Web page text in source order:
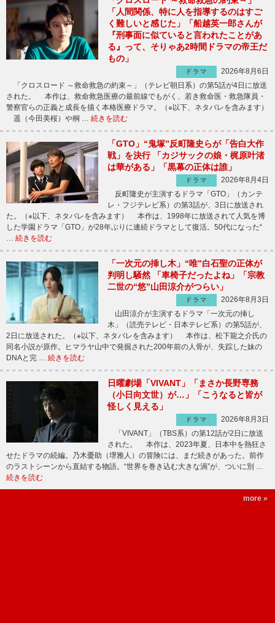
「人間関係、特に人を指導するのはすご
く難しいと感じた」「船越英一郎さんが
『刑事面に似ていると言われたことがあ
る』って、そりゃあ2時間ドラマの帝王だ
もの」
ドラマ
2026年8月6日
「クロスロード ～救命救急の約束～」（テレビ朝日系）の第5話が4日に放送
された。 本作は、救命救急医療の最前線でもがく、若き救命医・救急隊員・
警察官らの正義と成長を描く本格医療ドラマ。（※以下、ネタバレを含みます）
遥（今田美桜）や桐 … 続きを読む
「GTO」“鬼塚”反町隆史らが「告白大作
戦」を決行 「カジサックの娘・梶原叶渚
は華がある」「黒幕の正体は誰」
ドラマ
2026年8月4日
反町隆史が主演するドラマ「GTO」（カンテ
レ・フジテレビ系）の第3話が、3日に放送され
た。（※以下、ネタバレを含みます） 本作は、1998年に放送されて人気を博
した学園ドラマ「GTO」が28年ぶりに連続ドラマとして復活。50代になった“
… 続きを読む
「一次元の挿し木」“唯”白石聖の正体が
判明し騒然 「車椅子だったよね」「宗教
二世の“悠”山田涼介がつらい」
ドラマ
2026年8月3日
山田涼介が主演するドラマ「一次元の挿し
木」（読売テレビ・日本テレビ系）の第5話が、
2日に放送された。（※以下、ネタバレを含みます） 本作は、松下龍之介氏の
同名小説が原作。ヒマラヤ山中で発掘された200年前の人骨が、失踪した妹の
DNAと完 … 続きを読む
日曜劇場「VIVANT」「まさか長野専務
（小日向文世）が…」「こうなると皆が
怪しく見える」
ドラマ
2026年8月3日
「VIVANT」（TBS系）の第12話が2日に放送
された。 本作は、2023年夏、日本中を熱狂さ
せたドラマの続編。乃木憂助（堺雅人）の冒険には、まだ続きがあった。前作
のラストシーンから直結する物語。“世界を巻き込む大きな渦”が、ついに別 …
続きを読む
more »